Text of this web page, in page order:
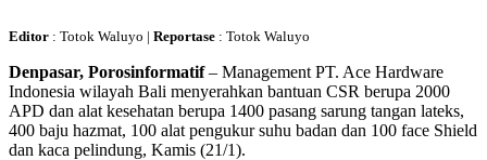
Editor : Totok Waluyo | Reportase : Totok Waluyo
Denpasar, Porosinformatif– Management PT. Ace Hardware
Indonesia wilayah Bali menyerahkan bantuan CSR berupa 2000
APD dan alat kesehatan berupa 1400 pasang sarung tangan lateks,
400 baju hazmat, 100 alat pengukur suhu badan dan 100 face Shield
dan kaca pelindung, Kamis (21/1).